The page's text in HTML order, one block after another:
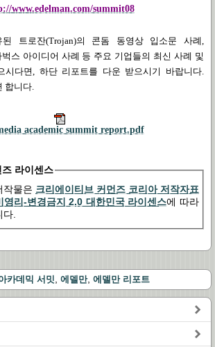
www.edelman.com/summit08
된 트로잔(Trojan)의 콘돔 동영상 입소문 사례,
스 아이디어 사례 등 주요 기업들의 최신 사례 및
시다면
하단 리포트를 다운 받으시기 바랍니다
합니다
academic summit report.pdf
라이센스
작물은 크리에이티브 커먼즈 코리아 저작자표
영리-변경금지 2.0 대한민국 라이센스에 따라
.
카데믹 서밋 에델만, 에델만 리포트